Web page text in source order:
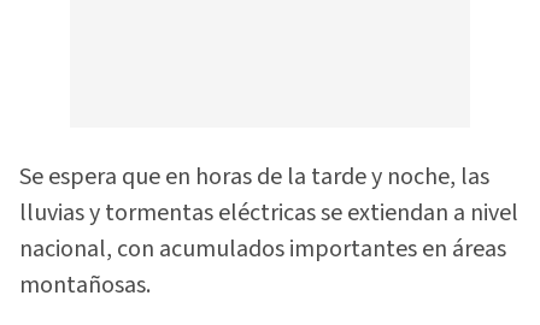
Se espera que en horas de la tarde y noche, las
lluvias y tormentas eléctricas se extiendan a nivel
nacional, con acumulados importantes en áreas
montañosas.